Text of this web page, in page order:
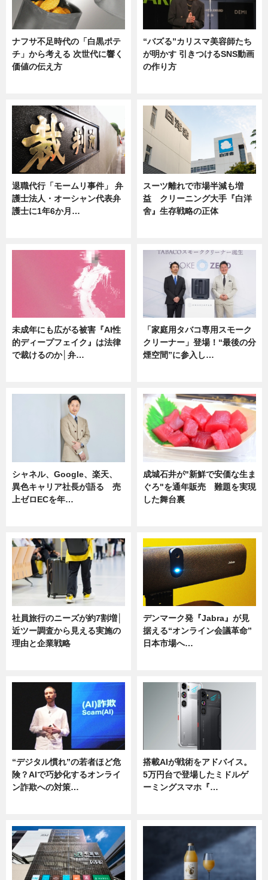
ナフサ不足時代の「白黒ポテ
チ」から考える 次世代に響く
価値の伝え方
“バズる”カリスマ美容師たち
が明かす 引きつけるSNS動画
の作り方
退職代行「モームリ事件」 弁
護士法人・オーシャン代表弁
護士に1年6か月…
スーツ離れで市場半減も増
益 クリーニング大手『白洋
舍』生存戦略の正体
未成年にも広がる被害『AI性
的ディープフェイク』は法律
で裁けるのか│弁…
「家庭用タバコ専用スモーク
クリーナー」登場！“最後の分
煙空間”に参入し…
シャネル、Google、楽天、
異色キャリア社長が語る 売
上ゼロECを年…
成城石井が"新鮮で安価な生ま
ぐろ"を通年販売 難題を実現
した舞台裏
社員旅行のニーズが約7割増│
近ツー調査から見える実施の
理由と企業戦略
デンマーク発『Jabra』が見
据える“オンライン会議革命”
日本市場へ…
“デジタル慣れ”の若者ほど危
険？AIで巧妙化するオンライ
ン詐欺への対策…
搭載AIが戦術をアドバイス。
5万円台で登場したミドルゲ
ーミングスマホ『…